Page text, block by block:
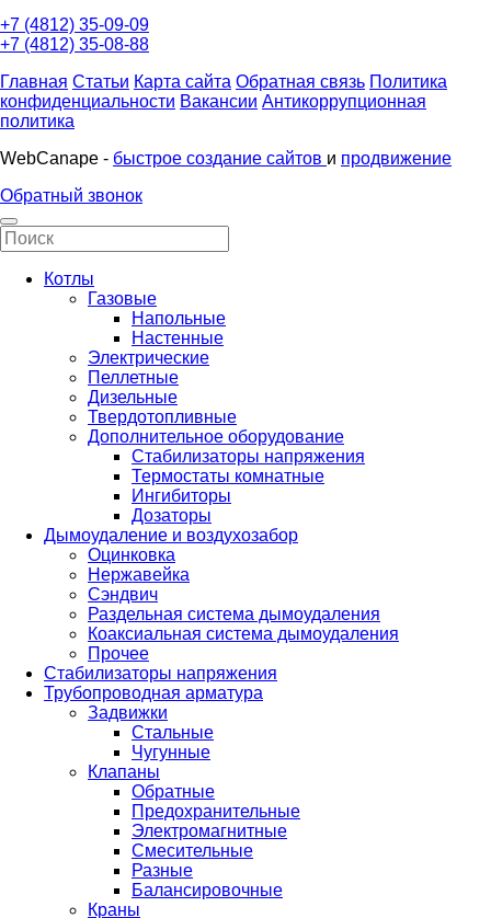
+7 (4812) 35-09-09
+7 (4812) 35-08-88
Главная Статьи Карта сайта Обратная связь Политика
конфиденциальности Вакансии Антикоррупционная
политика
WebCanape - быстрое создание сайтов и продвижение
Обратный звонок
Котлы
Газовые
Напольные
Настенные
Электрические
Пеллетные
Дизельные
Твердотопливные
Дополнительное оборудование
Стабилизаторы напряжения
Термостаты комнатные
Ингибиторы
Дозаторы
Дымоудаление и воздухозабор
Оцинковка
Нержавейка
Сэндвич
Раздельная система дымоудаления
Коаксиальная система дымоудаления
Прочее
Стабилизаторы напряжения
Трубопроводная арматура
Задвижки
Стальные
Чугунные
Клапаны
Обратные
Предохранительные
Электромагнитные
Смесительные
Разные
Балансировочные
Краны